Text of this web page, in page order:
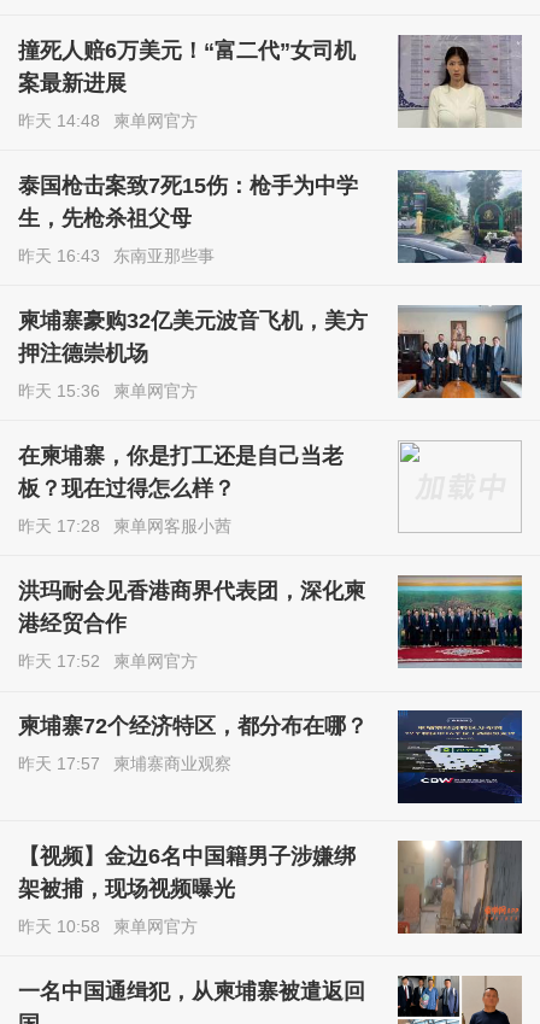
撞死人赔6万美元！“富二代”女司机
案最新进展
昨天 14:48 柬单网官方
泰国枪击案致7死15伤：枪手为中学
生，先枪杀祖父母
昨天 16:43 东南亚那些事
柬埔寨豪购32亿美元波音飞机，美方
押注德崇机场
昨天 15:36 柬单网官方
在柬埔寨，你是打工还是自己当老
板？现在过得怎么样？
昨天 17:28 柬单网客服小茜
洪玛耐会见香港商界代表团，深化柬
港经贸合作
昨天 17:52 柬单网官方
柬埔寨72个经济特区，都分布在哪？
昨天 17:57 柬埔寨商业观察
【视频】金边6名中国籍男子涉嫌绑
架被捕，现场视频曝光
昨天 10:58 柬单网官方
一名中国通缉犯，从柬埔寨被遣返回